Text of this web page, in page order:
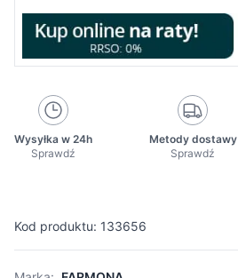
Kod produktu: 133656
Wysyłka w 24h
Sprawdź
Metody dostawy
Sprawdź